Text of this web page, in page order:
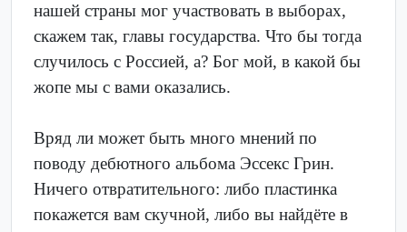
нашей страны мог участвовать в выборах,
скажем так, главы государства. Что бы тогда
случилось с Россией, а? Бог мой, в какой бы
жопе мы с вами оказались.
Вряд ли может быть много мнений по
поводу дебютного альбома Эссекс Грин.
Ничего отвратительного: либо пластинка
покажется вам скучной, либо вы найдёте в